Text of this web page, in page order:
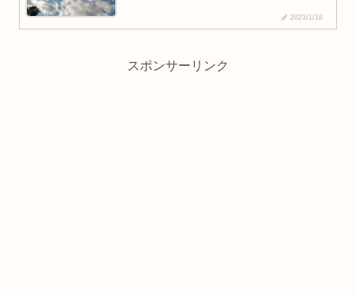
2023/1/18
スポンサーリンク